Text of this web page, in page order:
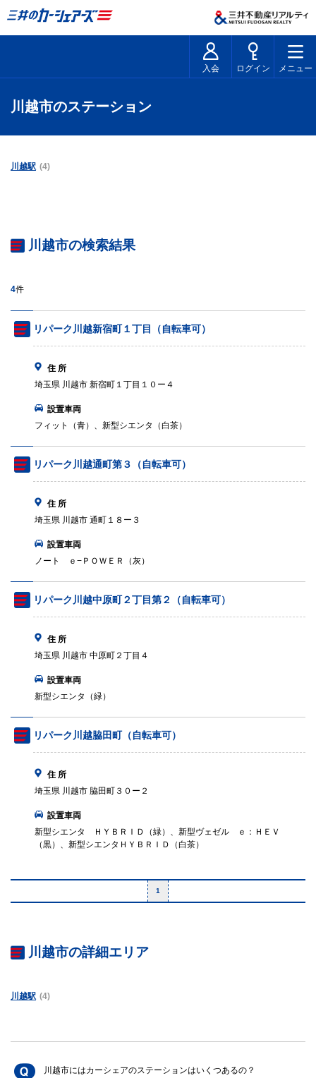
入会 ログイン メニュー
川越市のステーション
川越駅 (4)
川越市の検索結果
4件
リパーク川越新宿町１丁目（自転車可）
住 所
埼玉県 川越市 新宿町１丁目１０ー４
設置車両
フィット（青）、新型シエンタ（白茶）
リパーク川越通町第３（自転車可）
住 所
埼玉県 川越市 通町１８ー３
設置車両
ノート ｅ−ＰＯＷＥＲ（灰）
リパーク川越中原町２丁目第２（自転車可）
住 所
埼玉県 川越市 中原町２丁目４
設置車両
新型シエンタ（緑）
リパーク川越脇田町（自転車可）
住 所
埼玉県 川越市 脇田町３０ー２
設置車両
新型シエンタ ＨＹＢＲＩＤ（緑）、新型ヴェゼル ｅ：ＨＥＶ
（黒）、新型シエンタＨＹＢＲＩＤ（白茶）
1
川越市の詳細エリア
川越駅 (4)
川越市にはカーシェアのステーションはいくつあるの？